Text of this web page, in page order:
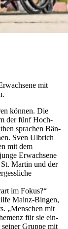
mit
können. Die
der fünf Hoch-
sprachen Bän­
Sven Ul­brich
mit dem
Erwachsene
Martin und der
im Fokus?“
Mainz-Bingen,
„Menschen mit
für sie ein­
seiner Gruppe mit